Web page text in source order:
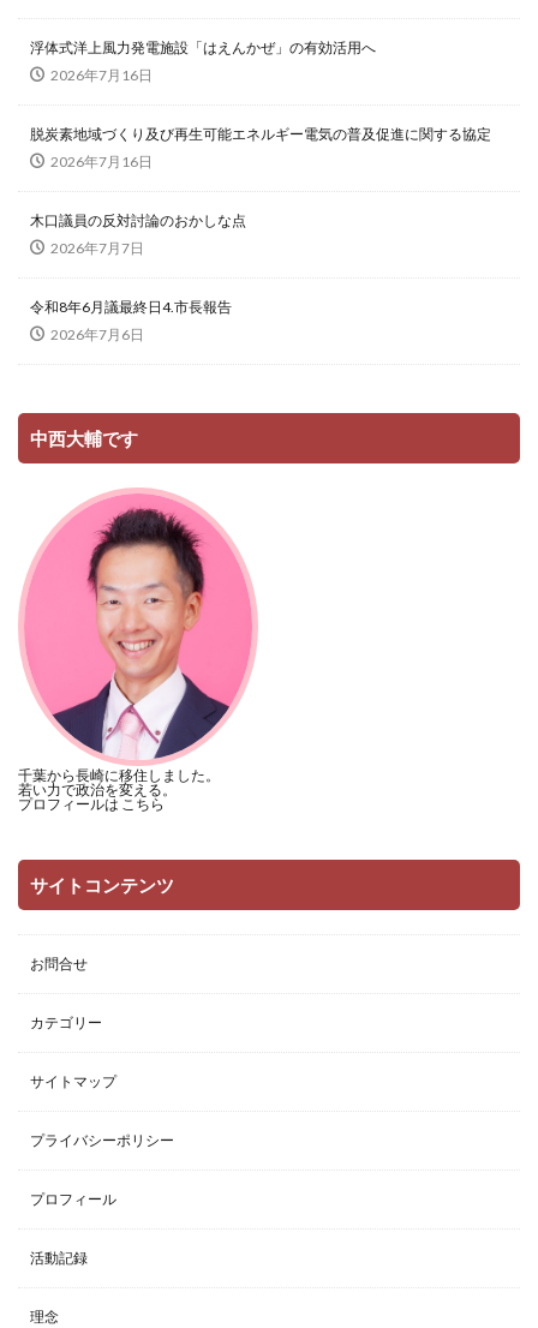
浮体式洋上風力発電施設「はえんかぜ」の有効活用へ
2026年7月16日
脱炭素地域づくり及び再生可能エネルギー電気の普及促進に関する協定
2026年7月16日
木口議員の反対討論のおかしな点
2026年7月7日
令和8年6月議最終日4.市長報告
2026年7月6日
中西大輔です
千葉から長崎に移住しました。
若い力で政治を変える。
プロフィールは こちら
サイトコンテンツ
お問合せ
カテゴリー
サイトマップ
プライバシーポリシー
プロフィール
活動記録
理念